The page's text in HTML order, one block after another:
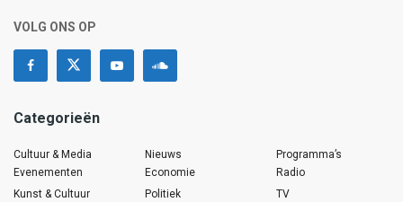
VOLG ONS OP
Categorieën
Cultuur & Media
Evenementen
Kunst & Cultuur
Nieuws
Economie
Politiek
Programma’s
Radio
TV